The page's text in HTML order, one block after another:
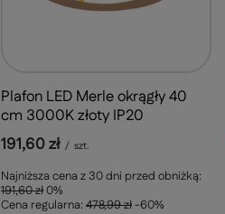
Plafon LED Merle okrągły 40
cm 3000K złoty IP20
191,60 zł / szt.
Najniższa cena z 30 dni przed obniżką:
191,60 zł0%
Cena regularna: 478,99 zł-60%